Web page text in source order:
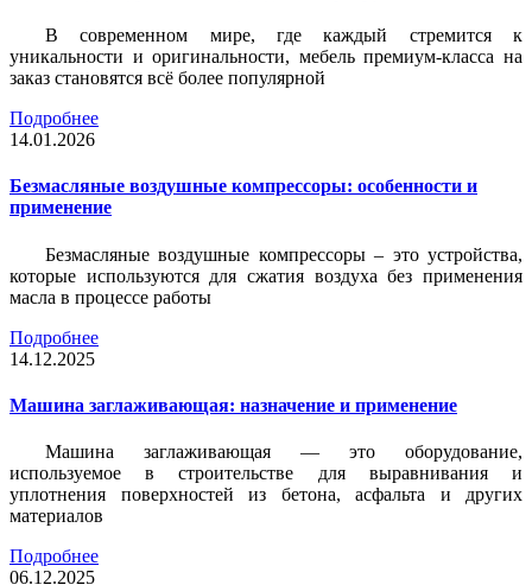
В современном мире, где каждый стремится к
уникальности и оригинальности, мебель премиум-класса на
заказ становятся всё более популярной
Подробнее
14.01.2026
Безмасляные воздушные компрессоры: особенности и
применение
Безмасляные воздушные компрессоры – это устройства,
которые используются для сжатия воздуха без применения
масла в процессе работы
Подробнее
14.12.2025
Машина заглаживающая: назначение и применение
Машина заглаживающая — это оборудование,
используемое в строительстве для выравнивания и
уплотнения поверхностей из бетона, асфальта и других
материалов
Подробнее
06.12.2025